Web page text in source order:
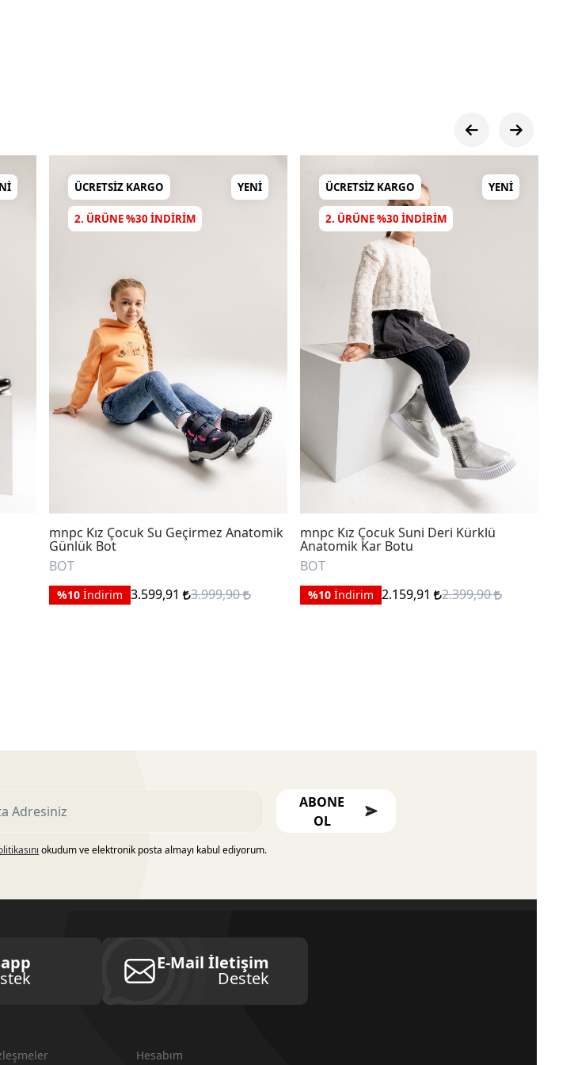
ÜCRETSIZ KARGO YENI
2. ÜRÜNE %30 INDIRIM
mnpc Kız Çocuk Su Geçirmez Anatomik
Günlük Bot
BOT
%10 İndirim 3.599,91 3.999,90
ÜCRETSIZ KARGO YENI
2. ÜRÜNE %30 INDIRIM
mnpc Kız Çocuk Suni Deri Kürklü
Anatomik Kar Botu
BOT
%10 İndirim 2.159,91 2.399,90
ABONE
OL
okudum ve elektronik posta almayı kabul ediyorum.
E-Mail İletişim
Destek
Hesabım